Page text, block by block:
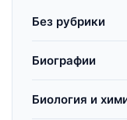
Без рубрики
Биографии
Биология и